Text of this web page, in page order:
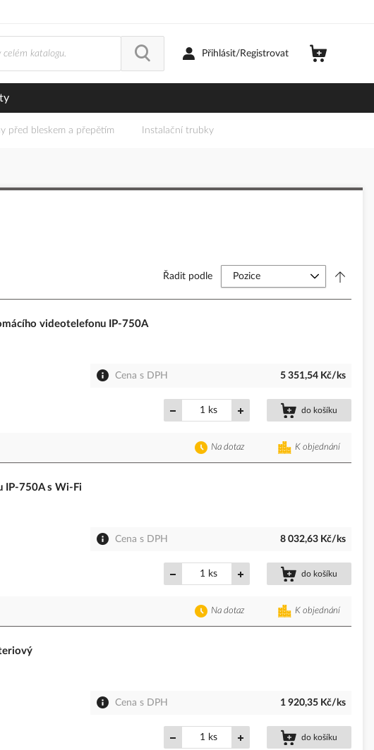
Přihlásit/Registrovat
před bleskem a přepětím Instalační trubky
Řadit podle
videotelefonu IP-750A
Cena s DPH 5 351,54 Kč/ks
ks do košíku
K objednání
Na dotaz
IP-750A s Wi-Fi
Cena s DPH 8 032,63 Kč/ks
ks do košíku
K objednání
Na dotaz
Cena s DPH 1 920,35 Kč/ks
ks do košíku